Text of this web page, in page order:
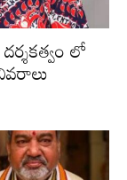
లో